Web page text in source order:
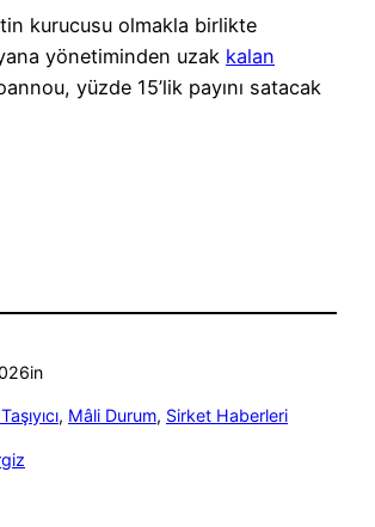
kurucusu olmakla birlikte
yönetiminden uzak kalan
yüzde 15’lik payını satacak
in
, Mâli Durum, Sirket Haberleri